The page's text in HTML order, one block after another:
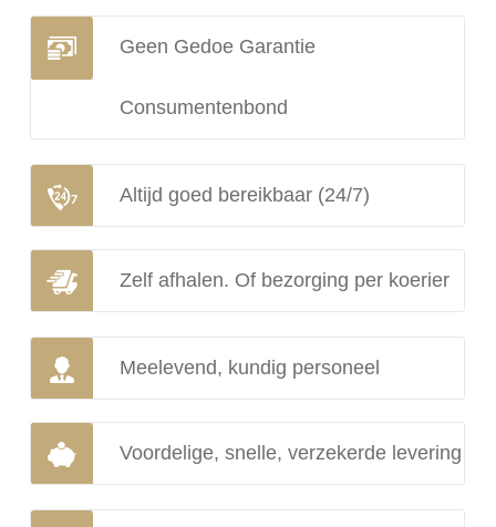
Geen Gedoe Garantie
Consumentenbond
Altijd goed bereikbaar (24/7)
Zelf afhalen. Of bezorging per koerier
Meelevend, kundig personeel
Voordelige, snelle, verzekerde levering